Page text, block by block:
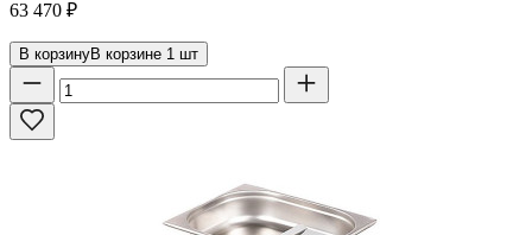
63 470 ₽
В корзинуВ корзине 1 шт